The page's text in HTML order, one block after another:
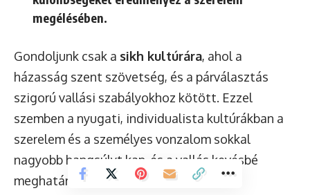
megélésében.
Gondoljunk csak a sikh kultúrára, ahol a
házasság szent szövetség, és a párválasztás
szigorú vallási szabályokhoz kötött. Ezzel
szemben a nyugati, individualista kultúrákban a
szerelem és a személyes vonzalom sokkal
nagyobb hangsúlyt kap, és a vallás kevésbé
meghatározó tényező.